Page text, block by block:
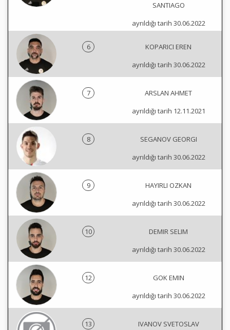
SANTIAGO
ayrıldığı tarih 30.06.2022
6
KOPARICI EREN
ayrıldığı tarih 30.06.2022
7
ARSLAN AHMET
ayrıldığı tarih 12.11.2021
8
SEGANOV GEORGI
ayrıldığı tarih 30.06.2022
9
HAYIRLI OZKAN
ayrıldığı tarih 30.06.2022
10
DEMIR SELIM
ayrıldığı tarih 30.06.2022
12
GOK EMIN
ayrıldığı tarih 30.06.2022
13 IVANOV SVETOSLAV